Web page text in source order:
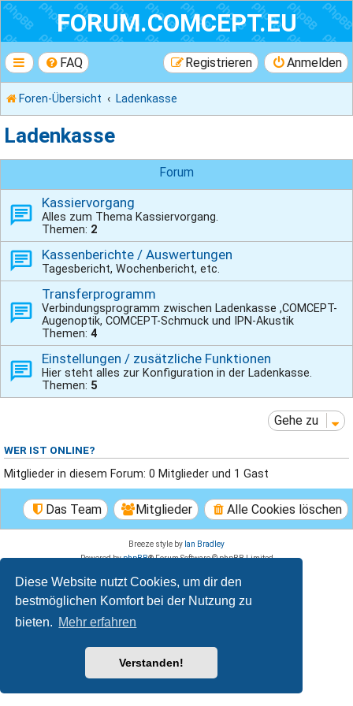
Diese Website nutzt Cookies, um dir den
bestmöglichen Komfort bei der Nutzung zu
bieten. Mehr erfahren
Verstanden!
FORUM.COMCEPT.EU
FAQ Anmelden
Registrieren
Foren-Übersicht Ladenkasse
Ladenkasse
Forum
Kassiervorgang
Alles zum Thema Kassiervorgang.
Themen: 2
Kassenberichte / Auswertungen
Tagesbericht, Wochenbericht, etc.
Transferprogramm
Verbindungsprogramm zwischen Ladenkasse ,COMCEPT-
Augenoptik, COMCEPT-Schmuck und IPN-Akustik
Themen: 4
Einstellungen / zusätzliche Funktionen
Hier steht alles zur Konfiguration in der Ladenkasse.
Themen: 5
Gehe zu
WER IST ONLINE?
Mitglieder in diesem Forum: 0 Mitglieder und 1 Gast
Alle Cookies löschen
Mitglieder
Das Team
Breeze style by Ian Bradley
Powered byphpBB® Forum Software © phpBB Limited
Datenschutz|Nutzungsbedingungen